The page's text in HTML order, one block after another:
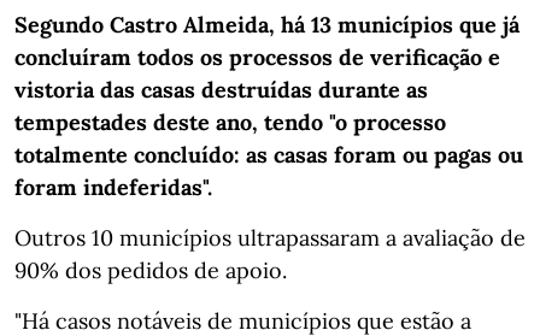
Segundo Castro Almeida, há 13 municípios que já
concluíram todos os processos de verificação e
vistoria das casas destruídas durante as
tempestades deste ano, tendo "o processo
totalmente concluído: as casas foram ou pagas ou
foram indeferidas".
Outros 10 municípios ultrapassaram a avaliação de
90% dos pedidos de apoio.
"Há casos notáveis de municípios que estão a